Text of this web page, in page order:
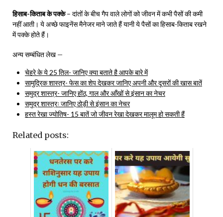
हिसाब-किताब के पक्के– दांतों के बीच गैप वाले लोगों को जीवन में कभी पैसों की कमी
नहीं आती। ये अच्छे फाइनेंस मैनेजर माने जाते हैं यानी ये पैसों का हिसाब-किताब रखने
में पक्के होते हैं।
अन्य सम्बंधित लेख –
चेहरे के ये 25 तिल- जानिए क्या बताते है आपके बारे में
सामुद्रिक शास्त्र- फेस का शेप देखकर जानिए अपनी और दूसरों की खास बातें
समुद्र शास्त्र- जानिए होंठ, गाल और आँखों से इंसान का नेचर
समुद्र शास्त्रः जानिए ठोड़ी से इंसान का नेचर
हस्त रेखा ज्योतिष- 15 बातें जो जीवन रेखा देखकर मालूम हो सकती हैं
Related posts: